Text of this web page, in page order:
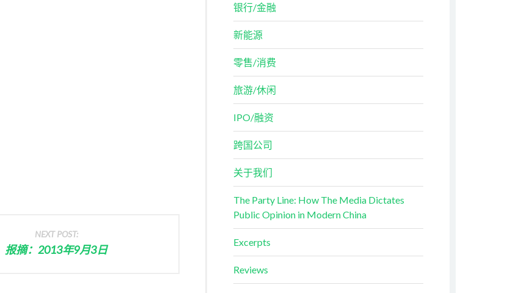
NEXT POST:
报摘：2013年9月3日
银行/金融
新能源
零售/消费
旅游/休闲
IPO/融资
跨国公司
关于我们
The Party Line: How The Media Dictates
Public Opinion in Modern China
Excerpts
Reviews